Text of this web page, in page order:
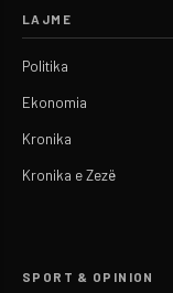
LAJME
Politika
Ekonomia
Kronika
Kronika e Zezë
SPORT & OPINION